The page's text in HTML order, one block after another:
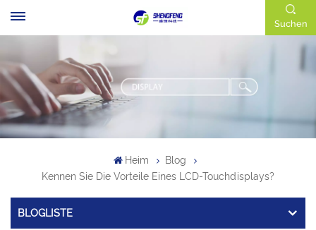
Suchen
Heim
Blog
Kennen Sie Die Vorteile Eines LCD-Touchdisplays?
BLOGLISTE